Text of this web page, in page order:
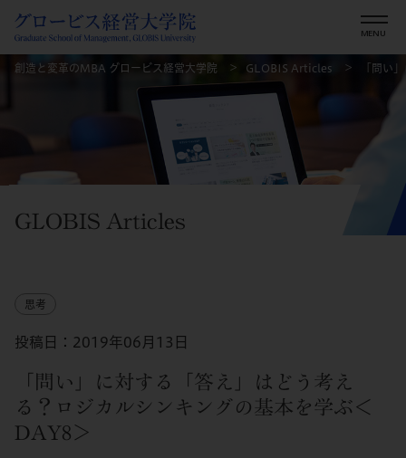
創造と変革のMBA グロービス経営大学院 GLOBIS Articles 「問い
GLOBIS Articles
思考
投稿日：2019年06月13日
「問い」に対する「答え」はどう考え
る？ロジカルシンキングの基本を学ぶ＜
DAY8＞